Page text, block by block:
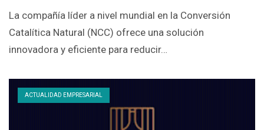
La compañía líder a nivel mundial en la Conversión
Catalítica Natural (NCC) ofrece una solución
innovadora y eficiente para reducir…
ACTUALIDAD EMPRESARIAL